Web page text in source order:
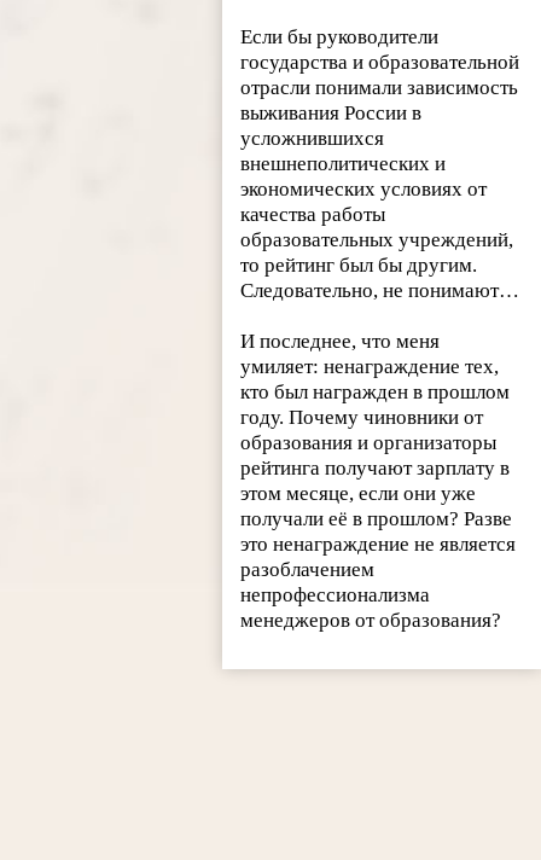
Если бы руководители
государства и образовательной
отрасли понимали зависимость
выживания России в
усложнившихся
внешнеполитических и
экономических условиях от
качества работы
образовательных учреждений,
то рейтинг был бы другим.
Следовательно, не понимают…
И последнее, что меня
умиляет: ненаграждение тех,
кто был награжден в прошлом
году. Почему чиновники от
образования и организаторы
рейтинга получают зарплату в
этом месяце, если они уже
получали её в прошлом? Разве
это ненаграждение не является
разоблачением
непрофессионализма
менеджеров от образования?